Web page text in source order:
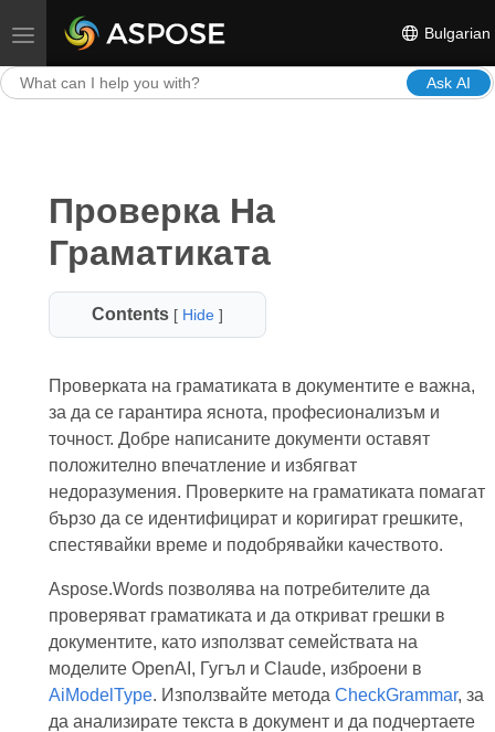
Toggle navigation Bulgarian
Ask AI
Проверка На
Граматиката
Contents [ Hide]
Проверката на граматиката в документите е важна,
за да се гарантира яснота, професионализъм и
точност. Добре написаните документи оставят
положително впечатление и избягват
недоразумения. Проверките на граматиката помагат
бързо да се идентифицират и коригират грешките,
спестявайки време и подобрявайки качеството.
Aspose.Words позволява на потребителите да
проверяват граматиката и да откриват грешки в
документите, като използват семействата на
моделите OpenAI, Гугъл и Claude, изброени в
AiModelType. Използвайте метода CheckGrammar, за
да анализирате текста в документ и да подчертаете